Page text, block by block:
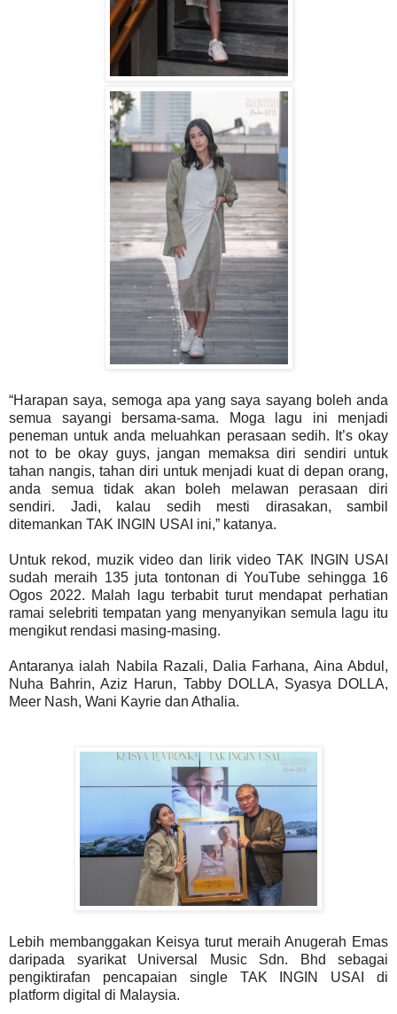
“Harapan saya, semoga apa yang saya sayang boleh anda
semua sayangi bersama-sama. Moga lagu ini menjadi
peneman untuk anda meluahkan perasaan sedih. It’s okay
not to be okay guys, jangan memaksa diri sendiri untuk
tahan nangis, tahan diri untuk menjadi kuat di depan orang,
anda semua tidak akan boleh melawan perasaan diri
sendiri. Jadi, kalau sedih mesti dirasakan, sambil
ditemankan TAK INGIN USAI ini,” katanya.
Untuk rekod, muzik video dan lirik video TAK INGIN USAI
sudah meraih 135 juta tontonan di YouTube sehingga 16
Ogos 2022. Malah lagu terbabit turut mendapat perhatian
ramai selebriti tempatan yang menyanyikan semula lagu itu
mengikut rendasi masing-masing.
Antaranya ialah Nabila Razali, Dalia Farhana, Aina Abdul,
Nuha Bahrin, Aziz Harun, Tabby DOLLA, Syasya DOLLA,
Meer Nash, Wani Kayrie dan Athalia.
Lebih membanggakan Keisya turut meraih Anugerah Emas
daripada syarikat Universal Music Sdn. Bhd sebagai
pengiktirafan pencapaian single TAK INGIN USAI di
platform digital di Malaysia.